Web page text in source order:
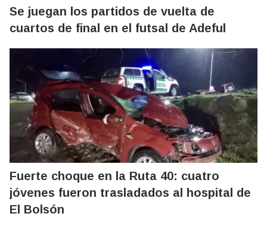
Se juegan los partidos de vuelta de
cuartos de final en el futsal de Adeful
Fuerte choque en la Ruta 40: cuatro
jóvenes fueron trasladados al hospital de
El Bolsón